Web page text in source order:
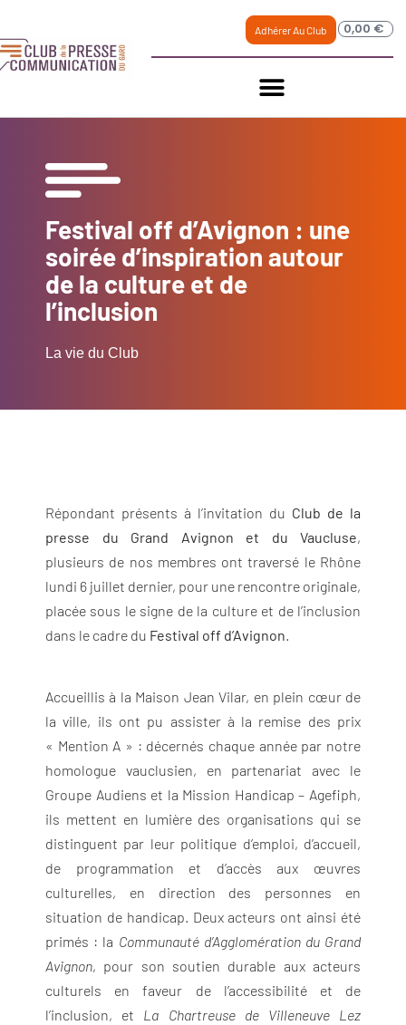
Adhérer Au Club 0,00 €
Festival off d’Avignon : une
soirée d’inspiration autour
de la culture et de
l’inclusion
La vie du Club
Répondant présents à l’invitation du Club de la
presse du Grand Avignon et du Vaucluse,
plusieurs de nos membres ont traversé le Rhône
lundi 6 juillet dernier, pour une rencontre originale,
placée sous le signe de la culture et de l’inclusion
dans le cadre du Festival off d’Avignon.
Accueillis à la Maison Jean Vilar, en plein cœur de
la ville, ils ont pu assister à la remise des prix
« Mention A » : décernés chaque année par notre
homologue vauclusien, en partenariat avec le
Groupe Audiens et la Mission Handicap – Agefiph,
ils mettent en lumière des organisations qui se
distinguent par leur politique d’emploi, d’accueil,
de programmation et d’accès aux œuvres
culturelles, en direction des personnes en
situation de handicap. Deux acteurs ont ainsi été
primés : la Communauté d’Agglomération du Grand
Avignon, pour son soutien durable aux acteurs
culturels en faveur de l’accessibilité et de
l’inclusion, et La Chartreuse de Villeneuve Lez